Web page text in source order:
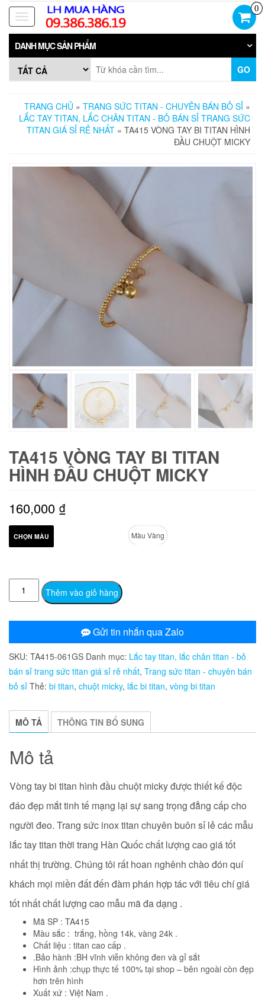
Skip
the
content
Toggle
navigation
0
DANH MỤC SẢN PHẨM
GO
TRANG CHỦ » TRANG SỨC TITAN - CHUYÊN BÁN BỎ SỈ »
LẮC TAY TITAN, LẮC CHÂN TITAN - BỎ BÁN SỈ TRANG SỨC
TITAN GIÁ SỈ RẺ NHẤT » TA415 VÒNG TAY BI TITAN HÌNH
ĐẦU CHUỘT MICKY
TA415 VÒNG TAY BI TITAN
HÌNH ĐẦU CHUỘT MICKY
160,000 ₫
CHỌN MÀU Màu Vàng
TA415
Vòng
titan
hình
đầu
chuột
số
lượng
Thêm vào giỏ hàng
Gửi tin nhắn qua Zalo
SKU: TA415-061GS Danh mục: Lắc tay titan, lắc chân titan - bỏ
bán sỉ trang sức titan giá sỉ rẻ nhất, Trang sức titan - chuyên bán
bỏ sỉ Thẻ: bi titan, chuột micky, lắc bi titan, vòng bi titan
MÔ TẢ THÔNG TIN BỔ SUNG
Mô tả
Vòng tay bi titan hình đầu chuột micky được thiết kế độc
đáo đẹp mắt tinh tế mạng lại sự sang trọng đẳng cấp cho
người đeo. Trang sức inox titan chuyên buôn sỉ lẻ các mẫu
lắc tay titan thời trang Hàn Quốcchất lượng cao giá tốt
nhất thị trường. Chúng tôi rất hoan nghênh chào đón quí
khách mọi miền đất đến đàm phán hợp tác với tiêu chí giá
tốt nhất chất lượng cao mẫu mã đa dạng .
Mã SP : TA415
Màu sắc : trắng, hồng 14k, vàng 24k .
Chất liệu : titan cao cấp .
.Bảo hành :BH vĩnh viễn không đen và gỉ sắt
Hình ảnh :chụp thực tế 100% tại shop – bên ngoài còn đẹp
hơn trên hình
Xuất xứ : Việt Nam .